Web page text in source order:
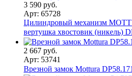
3 590 руб.
Арт: 65728
Цилиндровый механизм
вертушка хвостовик (никель)
2 667 руб.
Арт: 53741
Врезной замок Mottura DP58.171